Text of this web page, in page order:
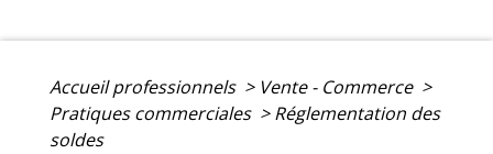
Accueil professionnels > Vente - Commerce >
Pratiques commerciales > Réglementation des
soldes